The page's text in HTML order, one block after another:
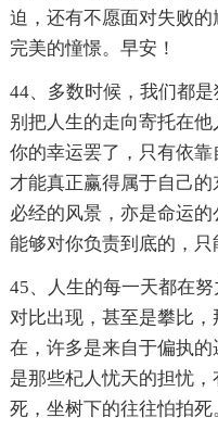
迫，还有不愿面对失败
完美的憧憬。早安！
44、多数时候，我们都
别把人生的走向寄托在
你的幸运罢了，只有依靠
才能真正赢得属于自己
必经的风景，亦是命运的
能够对你负责到底的，只
45、人生的每一天都在
对比出现，甚至是攀比
在，许多是来自于偏执
是那些杞人忧天的担忧
死，坐树下的往往怕拍死